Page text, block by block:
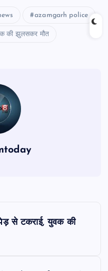
azamgarh police
की झुलसकर मौत
से टकराई, युवक की